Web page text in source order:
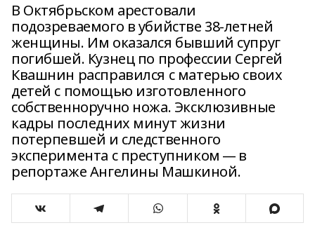
В Октябрьском арестовали
подозреваемого в убийстве 38-летней
женщины. Им оказался бывший супруг
погибшей. Кузнец по профессии Сергей
Квашнин расправился с матерью своих
детей с помощью изготовленного
собственноручно ножа. Эксклюзивные
кадры последних минут жизни
потерпевшей и следственного
эксперимента с преступником — в
репортаже Ангелины Машкиной.